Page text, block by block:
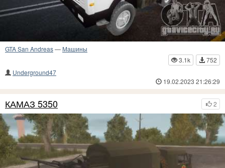
GTA San Andreas— Машины
3.1k
752
Underground47
19.02.2023 21:26:29
2
КАМАЗ 5350